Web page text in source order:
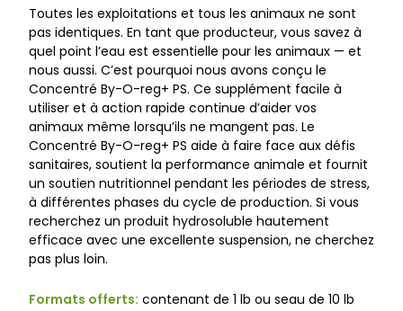
Toutes les exploitations et tous les animaux ne sont
pas identiques. En tant que producteur, vous savez à
quel point l’eau est essentielle pour les animaux — et
nous aussi. C’est pourquoi nous avons conçu le
Concentré By-O-reg+ PS. Ce supplément facile à
utiliser et à action rapide continue d’aider vos
animaux même lorsqu’ils ne mangent pas. Le
Concentré By-O-reg+ PS aide à faire face aux défis
sanitaires, soutient la performance animale et fournit
un soutien nutritionnel pendant les périodes de stress,
à différentes phases du cycle de production. Si vous
recherchez un produit hydrosoluble hautement
efficace avec une excellente suspension, ne cherchez
pas plus loin.
Formats offerts: contenant de 1 lb ou seau de 10 lb